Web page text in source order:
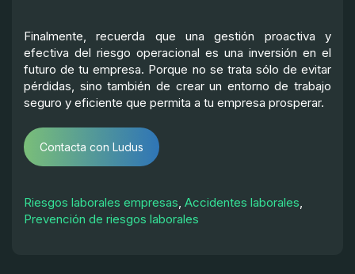
Finalmente, recuerda que una gestión proactiva y
efectiva del riesgo operacional es una inversión en el
futuro de tu empresa. Porque no se trata sólo de evitar
pérdidas, sino también de crear un entorno de trabajo
seguro y eficiente que permita a tu empresa prosperar.
Contacta con Ludus
Riesgos laborales empresas, Accidentes laborales,
Prevención de riesgos laborales